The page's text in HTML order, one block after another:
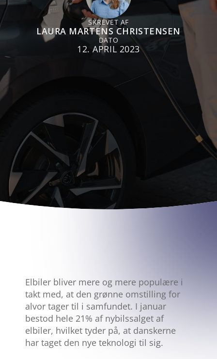
SKREVET AF
LAURA MARTENS CHRISTENSEN
DATO
12. APRIL 2023
Elbiler bliver mere og mere populære i
takt med, at den grønne omstilling for
alvor tager til i samfundet. I januar
bestod hele 21% af nybilssalget af
elbiler, hvilket tyder på, at danskerne
har taget den nye teknologi til sig.